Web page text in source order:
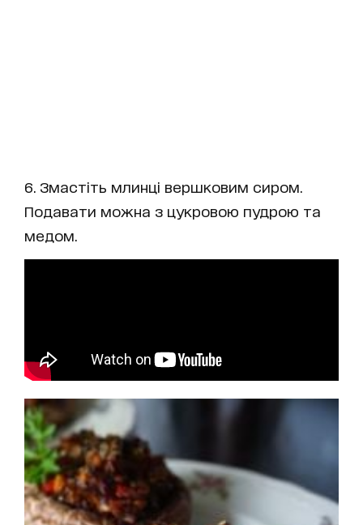
6. Змастіть млинці вершковим сиром.
Подавати можна з цукровою пудрою та
медом.